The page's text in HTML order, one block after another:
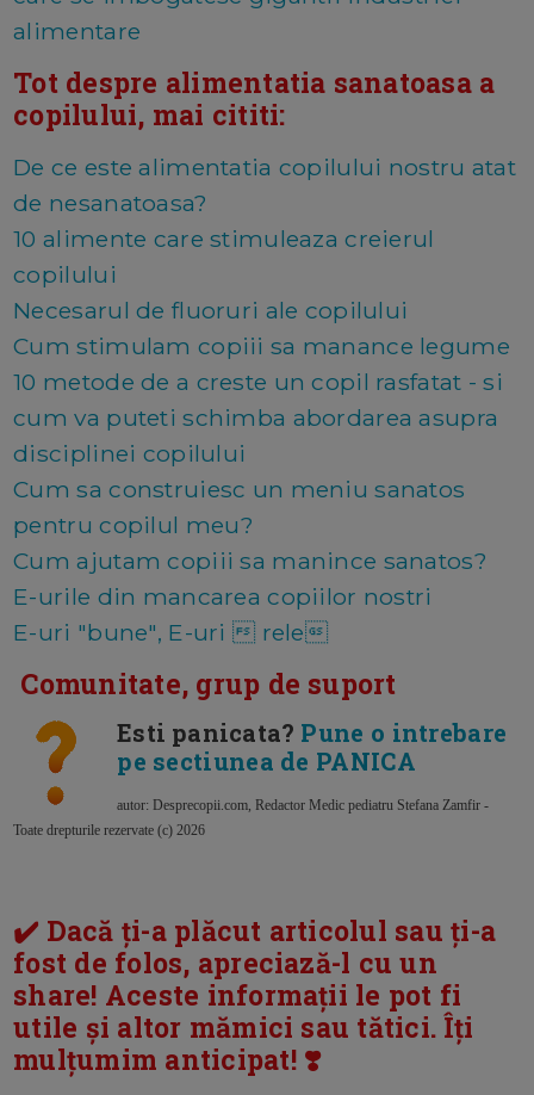
alimentare
Tot despre alimentatia sanatoasa a
copilului, mai cititi:
De ce este alimentatia copilului nostru atat
de nesanatoasa?
10 alimente care stimuleaza creierul
copilului
Necesarul de fluoruri ale copilului
Cum stimulam copiii sa manance legume
10 metode de a creste un copil rasfatat - si
cum va puteti schimba abordarea asupra
disciplinei copilului
Cum sa construiesc un meniu sanatos
pentru copilul meu?
Cum ajutam copiii sa manince sanatos?
E-urile din mancarea copiilor nostri
E-uri "bune", E-uri  rele
Comunitate, grup de suport
Esti panicata? Pune o intrebare
pe sectiunea de PANICA
autor: Desprecopii.com, Redactor Medic pediatru Stefana Zamfir -
Toate drepturile rezervate (c) 2026
✔️ Dacă ți-a plăcut articolul sau ți-a
fost de folos, apreciază-l cu un
share! Aceste informații le pot fi
utile și altor mămici sau tătici. Îți
mulțumim anticipat! ❣️